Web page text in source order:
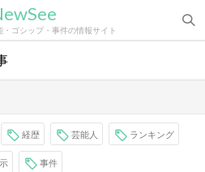
ゴシップ・事件の情報サイト
経歴 芸能人 ランキング
事件